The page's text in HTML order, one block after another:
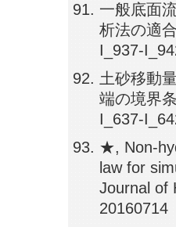
一般底面
析法の適
I_937-
土砂移動
端の境界
I_637-
★, Non-
law for
Journal of
20160714